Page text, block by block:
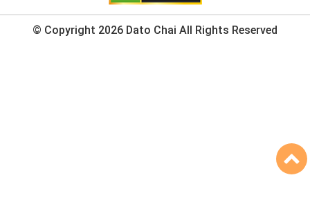
© Copyright 2026 Dato Chai All Rights Reserved